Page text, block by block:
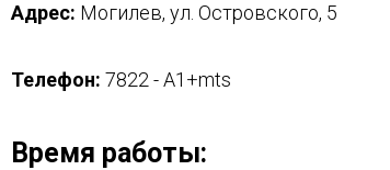
Адрес: Могилев, ул. Островского, 5
Телефон: 7822 - А1+mts
Время работы: